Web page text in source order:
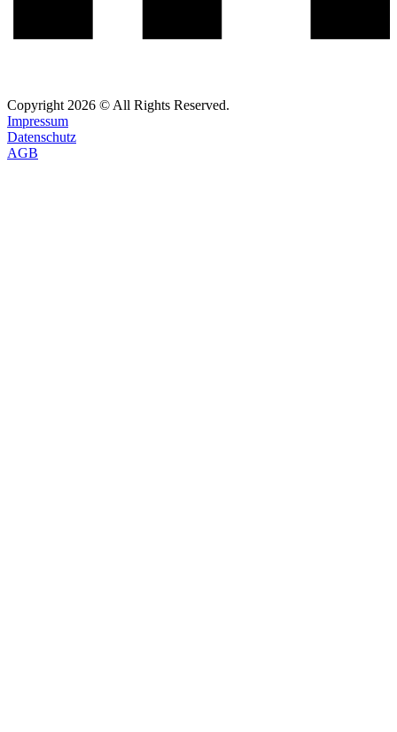
Copyright 2026 © All Rights Reserved.
Impressum
Datenschutz
AGB